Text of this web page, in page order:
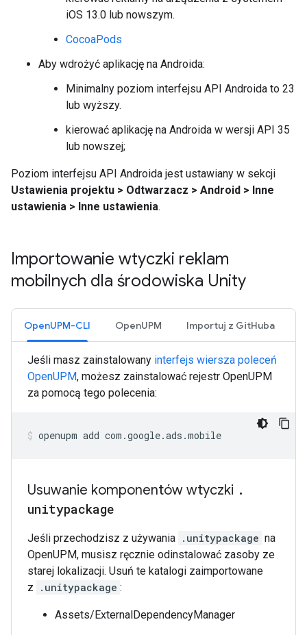
iOS 13.0 lub nowszym.
CocoaPods
Aby wdrożyć aplikację na Androida:
Minimalny poziom interfejsu API Androida to 23
lub wyższy.
kierować aplikację na Androida w wersji API 35
lub nowszej;
Poziom interfejsu API Androida jest ustawiany w sekcji
Ustawienia projektu > Odtwarzacz > Android > Inne
ustawienia > Inne ustawienia.
Importowanie wtyczki reklam
mobilnych dla środowiska Unity
OpenUPM-CLI OpenUPM Importuj z GitHuba
Jeśli masz zainstalowany interfejs wiersza poleceń
OpenUPM, możesz zainstalować rejestr OpenUPM
za pomocą tego polecenia:
openupm add com.google.ads.mobile
Usuwanie komponentów wtyczki .
unitypackage
Jeśli przechodzisz z używania .unitypackage na
OpenUPM, musisz ręcznie odinstalować zasoby ze
starej lokalizacji. Usuń te katalogi zaimportowane
z
.unitypackage :
Assets/ExternalDependencyManager